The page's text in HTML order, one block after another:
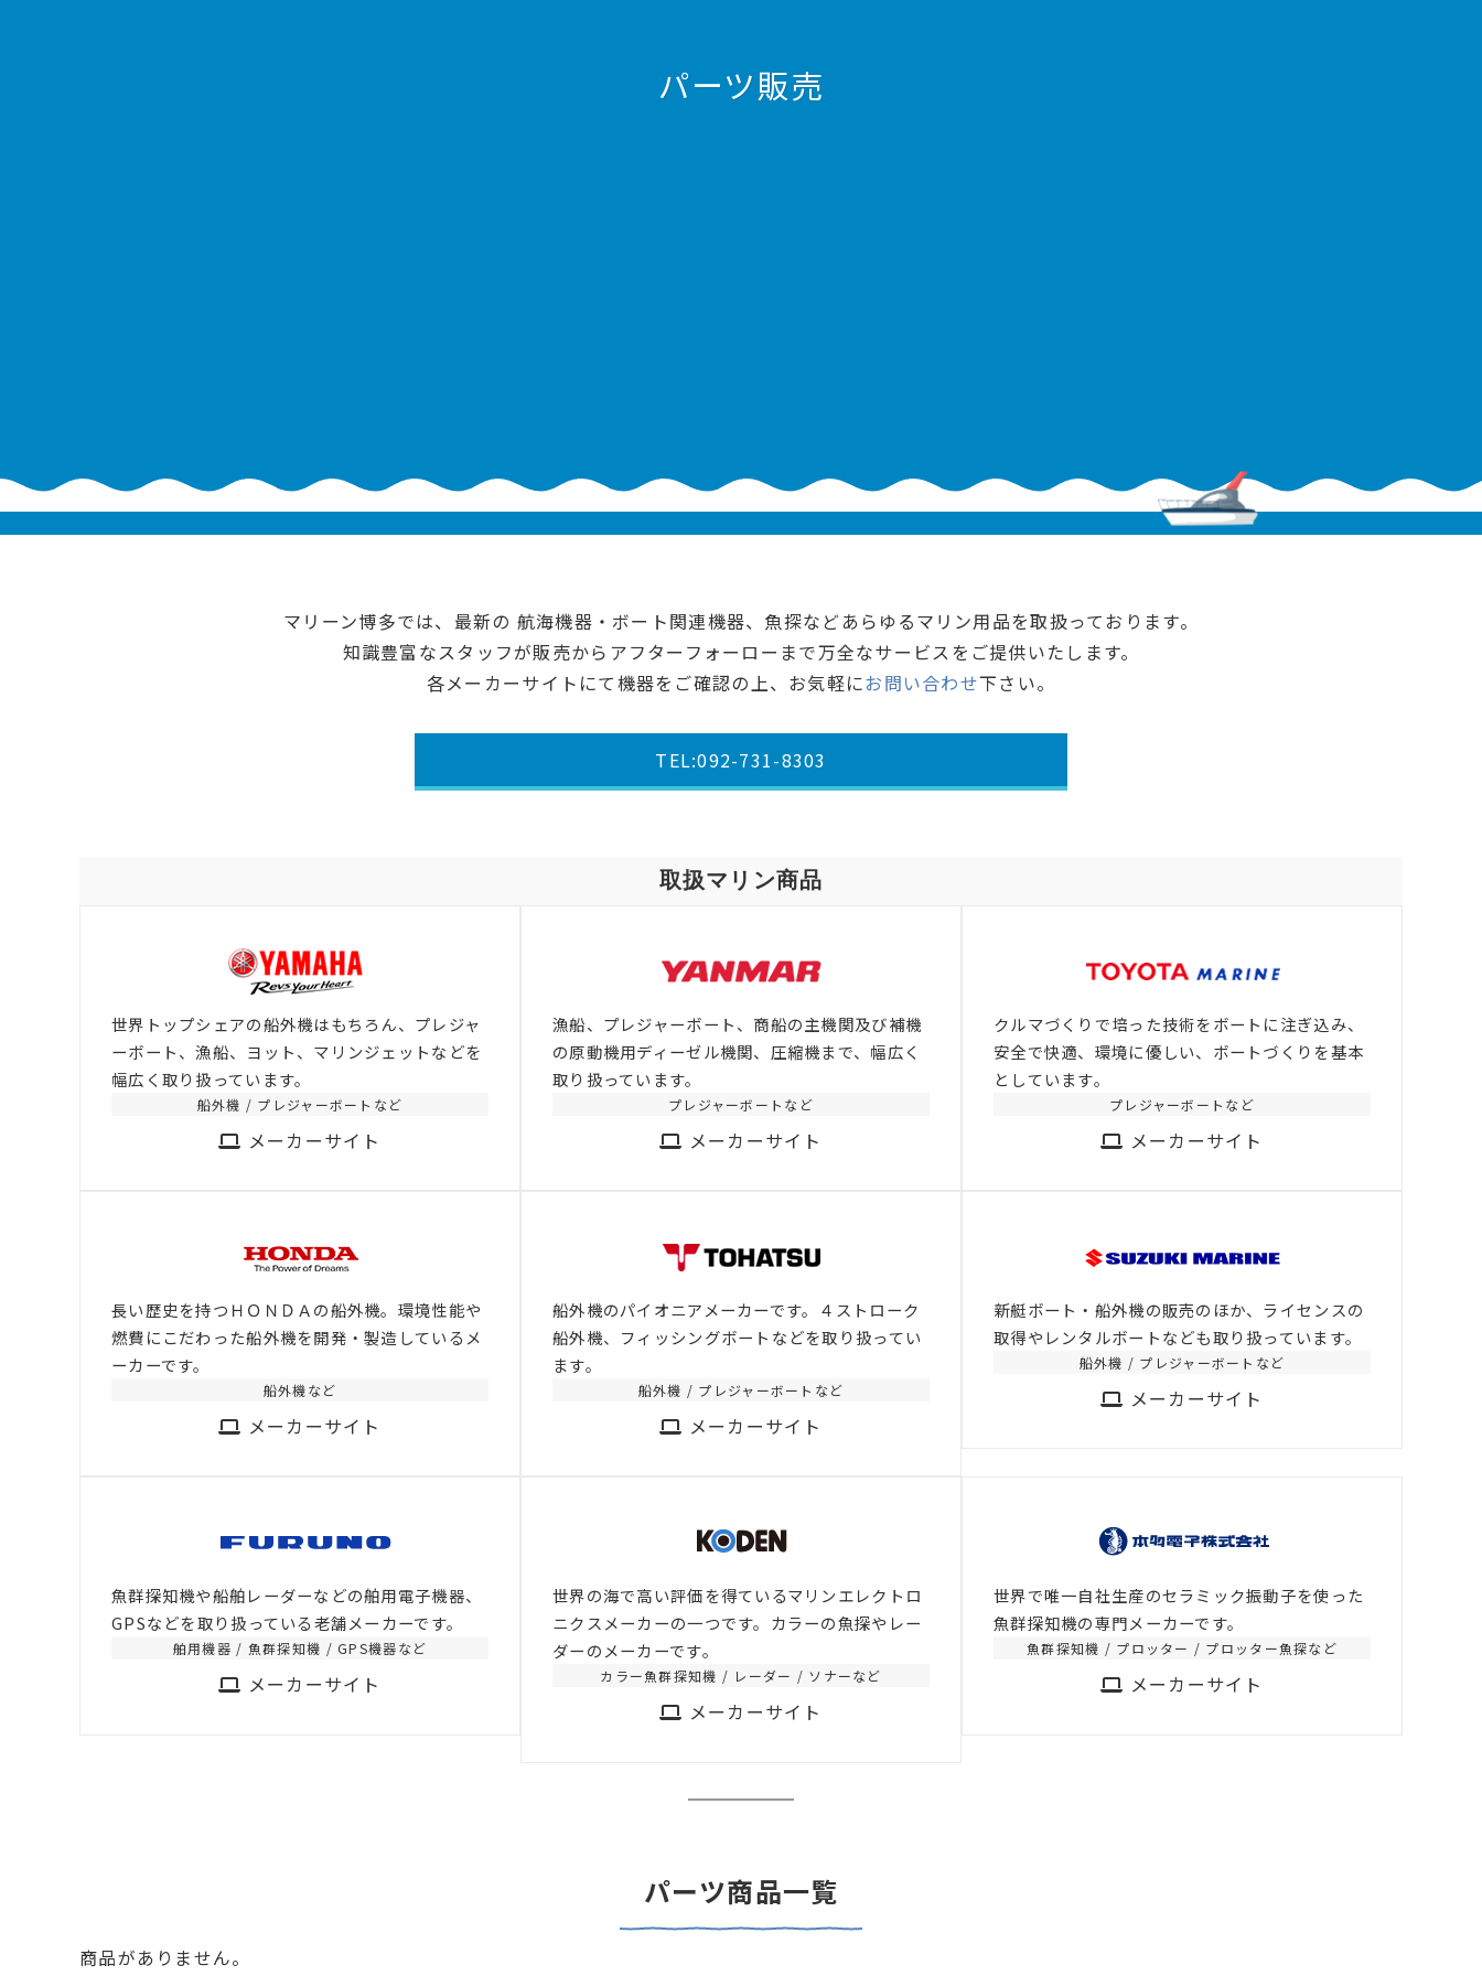
パーツ販売
マリーン博多では、最新の 航海機器・ボート関連機器、魚探などあらゆるマリン用品を取扱っております。
知識豊富なスタッフが販売からアフターフォーローまで万全なサービスをご提供いたします。
各メーカーサイトにて機器をご確認の上、お気軽にお問い合わせ下さい。
TEL:092-731-8303
取扱マリン商品
世界トップシェアの船外機はもちろん、プレジャ
ーボート、漁船、ヨット、マリンジェットなどを
幅広く取り扱っています。
船外機 / プレジャーボートなど
メーカーサイト
漁船、プレジャーボート、商船の主機関及び補機
の原動機用ディーゼル機関、圧縮機まで、幅広く
取り扱っています。
プレジャーボートなど
メーカーサイト
クルマづくりで培った技術をボートに注ぎ込み、
安全で快適、環境に優しい、ボートづくりを基本
としています。
プレジャーボートなど
メーカーサイト
長い歴史を持つＨＯＮＤＡの船外機。環境性能や
燃費にこだわった船外機を開発・製造しているメ
ーカーです。
船外機など
メーカーサイト
船外機のパイオニアメーカーです。４ストローク
船外機、フィッシングボートなどを取り扱ってい
ます。
船外機 / プレジャーボートなど
メーカーサイト
新艇ボート・船外機の販売のほか、ライセンスの
取得やレンタルボートなども取り扱っています。
船外機 / プレジャーボートなど
メーカーサイト
魚群探知機や船舶レーダーなどの舶用電子機器、
GPSなどを取り扱っている老舗メーカーです。
舶用機器 / 魚群探知機 / GPS機器など
メーカーサイト
世界の海で高い評価を得ているマリンエレクトロ
ニクスメーカーの一つです。カラーの魚探やレー
ダーのメーカーです。
カラー魚群探知機 / レーダー / ソナーなど
メーカーサイト
世界で唯一自社生産のセラミック振動子を使った
魚群探知機の専門メーカーです。
魚群探知機 / プロッター / プロッター魚探など
メーカーサイト
パーツ商品一覧
商品がありません。